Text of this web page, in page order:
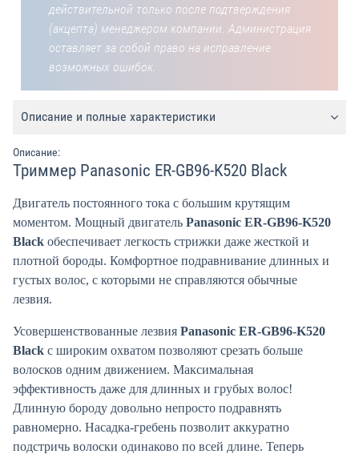
действительной только после подтверждения
(акцепта) менеджером компании. Администрация
оставляет за собой право на исправление
возможных ошибок.
Описание и полные характеристики
Описание:
Триммер Panasonic ER-GB96-K520 Black
Двигатель постоянного тока с большим крутящим
моментом. Мощный двигатель Panasonic ER-GB96-K520
Black обеспечивает легкость стрижки даже жесткой и
плотной бороды. Комфортное подравнивание длинных и
густых волос, с которыми не справляются обычные
лезвия.
Усовершенствованные лезвия Panasonic ER-GB96-K520
Black с широким охватом позволяют срезать больше
волосков одним движением. Максимальная
эффективность даже для длинных и грубых волос!
Длинную бороду довольно непросто подравнять
равномерно. Насадка-гребень позволит аккуратно
подстричь волоски одинаково по всей длине. Теперь